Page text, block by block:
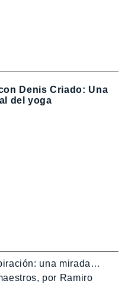
Denis Criado: Una
del yoga
una mirada…
por Ramiro